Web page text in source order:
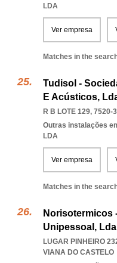
LDA
Ver empresa
Matches in the
Tudisol -
E Acústicos,
R B LOTE 129, 7520-
Outras instalações
LDA
Ver empresa
Matches in the
Norisotermicos
Unipessoal, Lda
LUGAR PINHEIRO
VIANA DO CASTELO